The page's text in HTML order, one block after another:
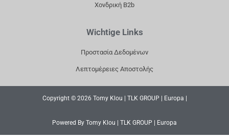
Χονδρική B2b
Wichtige Links
Προστασία Δεδομένων
Λεπτομέρειες Αποστολής
Copyright © 2026 Tomy Klou | TLK GROUP | Europa |
Powered By Tomy Klou | TLK GROUP | Europa